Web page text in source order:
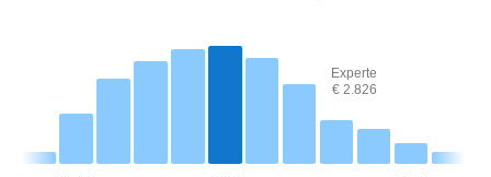
Experte
€ 2.826